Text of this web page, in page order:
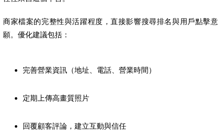
商家檔案的完整性與活躍程度，直接影響搜尋排名與用戶點擊意
願。優化建議包括：
完善營業資訊（地址、電話、營業時間）
定期上傳高畫質照片
回覆顧客評論，建立互動與信任